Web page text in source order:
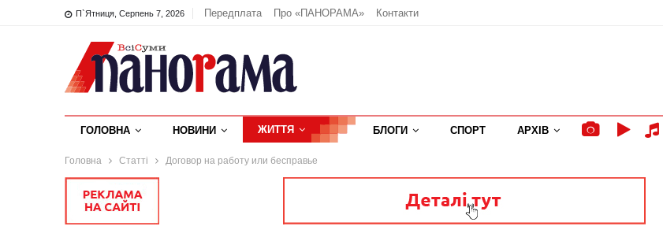
П`ятниця, Серпень 7, 2026 Передплата Про «ПАНОРАМА» Контакти
ГОЛОВНА НОВИНИ ЖИТТЯ БЛОГИ СПОРТ АРХІВ
Головна Статті Договор на работу или бесправье